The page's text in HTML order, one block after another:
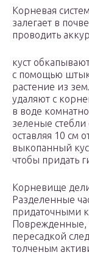
Корневая
залегает в
проводить
куст
с помощью
растение из
удаляют с
в воде
зеленые
оставляя 10 см
выкопанный
чтобы придать
Корневище
Разделенные
придаточными
Поврежденные,
пересадкой
толченым